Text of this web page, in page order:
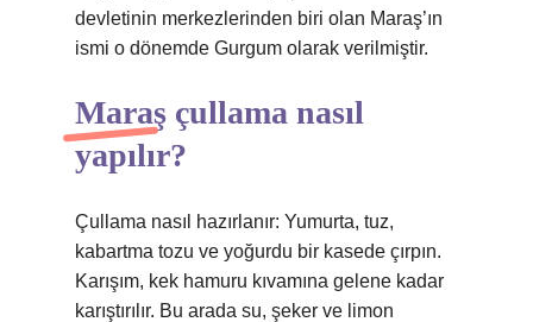
devletinin merkezlerinden biri olan Maraş’ın
ismi o dönemde Gurgum olarak verilmiştir.
Maraş çullama nasıl
yapılır?
Çullama nasıl hazırlanır: Yumurta, tuz,
kabartma tozu ve yoğurdu bir kasede çırpın.
Karışım, kek hamuru kıvamına gelene kadar
karıştırılır. Bu arada su, şeker ve limon